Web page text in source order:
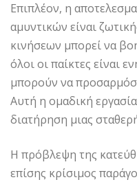
Επιπλέον, η
αμυντικών είναι
κινήσεων μπορεί να
όλοι οι παίκτες είναι
μπορούν να
Αυτή η ομαδική
διατήρηση μιας
Η πρόβλεψη της
επίσης κρίσιμος